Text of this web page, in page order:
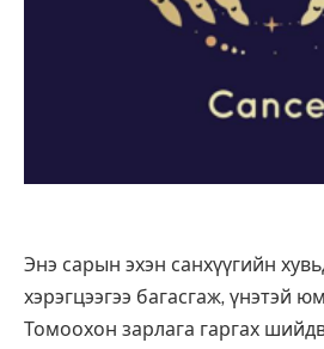
Энэ сарын эхэн санхүүгийн
хэрэгцээгээ багасгаж, үнэтэй
Томоохон зарлага гаргах